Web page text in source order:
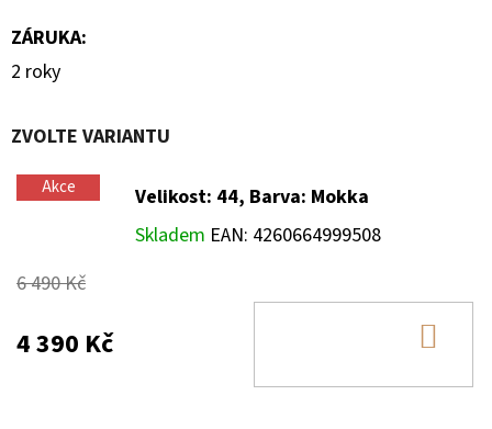
ZÁRUKA:
2 roky
ZVOLTE VARIANTU
Akce
Velikost: 44, Barva: Mokka
Skladem EAN: 4260664999508
6 490 Kč
4 390 Kč